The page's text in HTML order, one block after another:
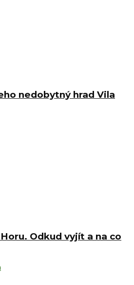
nedobytný hrad Vila
Odkud vyjít a na co